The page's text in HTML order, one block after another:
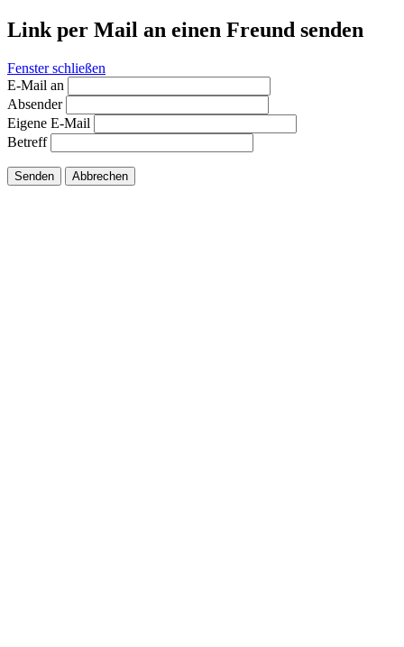
Link per Mail an einen Freund senden
Fenster schließen
E-Mail an
Absender
Eigene E-Mail
Betreff
Senden Abbrechen